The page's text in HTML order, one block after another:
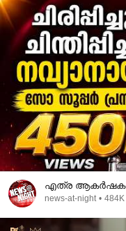
എത്ര
news-at-night •